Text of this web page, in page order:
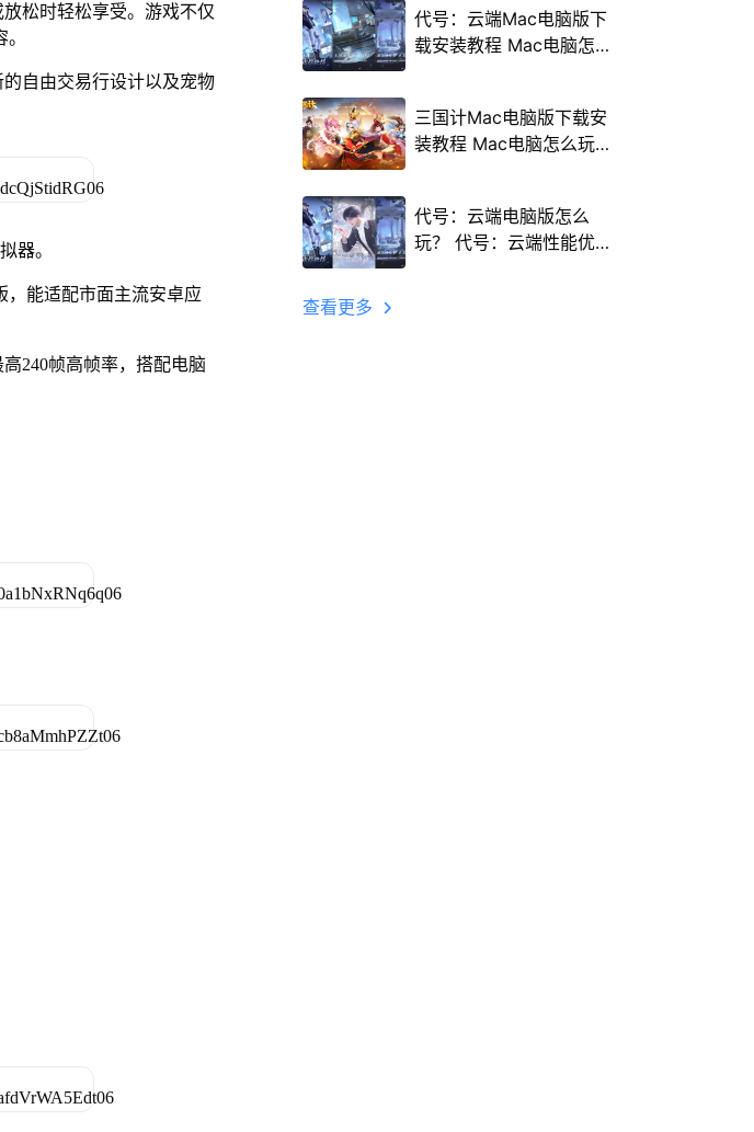
松时轻松享受。游戏不仅
自由交易行设计以及宠物
器。
，能适配市面主流安卓应
240帧高帧率，搭配电脑
代号：云端Mac电脑版下
载安装教程 Mac电脑怎
三国计Mac电脑版下载安
装教程 Mac电脑怎么玩
代号：云端电脑版怎么
玩？ 代号：云端性能优
查看更多